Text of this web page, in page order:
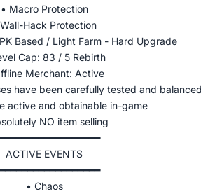
• Macro Protection
Hack Protection
Based / Light Farm - Hard Upgrade
Cap: 83 / 5 Rebirth
Merchant: Active
have been carefully tested and
active and obtainable in-game
NO item selling
ACTIVE EVENTS
• Chaos